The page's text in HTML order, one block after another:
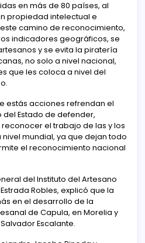
en más de 80 países, al
propiedad intelectual e
este camino de reconocimiento,
indicadores geográficos, se
y se evita la piratería
no solo a nivel nacional,
que les coloca a nivel del
estás acciones refrendan el
Estado de defender,
el trabajo de las y los
mundial, ya que dejan todo
el reconocimiento nacional
del Instituto del Artesano
Robles, explicó que la
en el desarrollo de la
de Capula, en Morelia y
Escalante.